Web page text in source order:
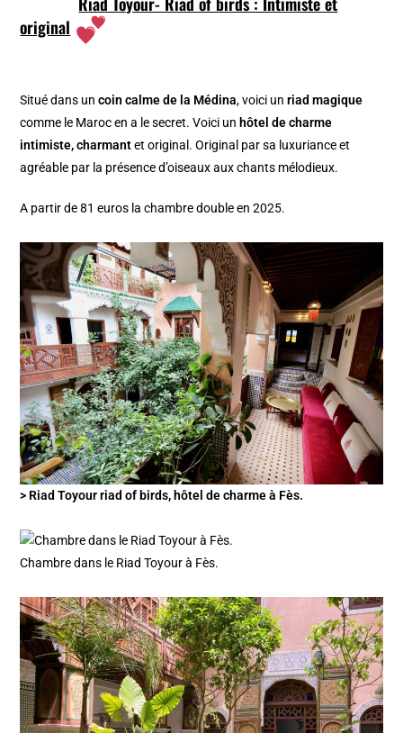
original
Situé dans uncoin calme de la Médina, voici unriad magique
comme le Maroc en a le secret. Voici un hôtel de charme
intimiste, charmantet original. Original par sa luxuriance et
agréable par la présence d’oiseaux aux chants mélodieux.
A partir de 81 euros la chambre double en 2025.
> Riad Toyour riad of birds, hôtel de charme à Fès.
Chambre dans le Riad Toyour à Fès.